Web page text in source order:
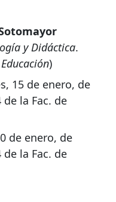
y Didáctica.
)
15 de enero, de
de la Fac. de
de enero, de
de la Fac. de